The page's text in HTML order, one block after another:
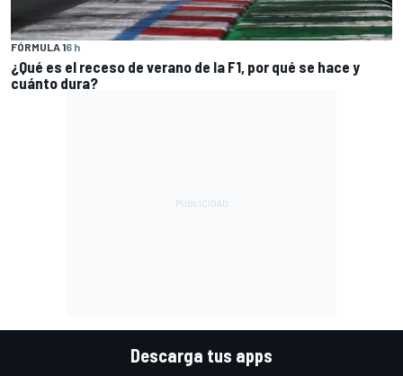
FÓRMULA 16 h
¿Qué es el receso de verano de la F1, por qué se hace y
cuánto dura?
Descarga tus apps